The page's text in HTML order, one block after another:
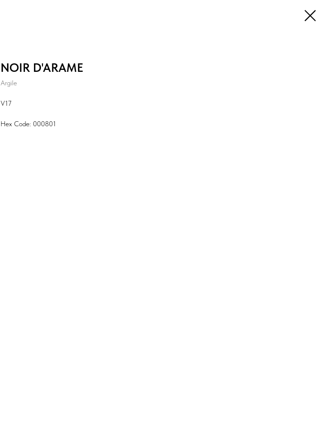
NOIR D'ARAME
Argile
V17
Hex Code: 000801